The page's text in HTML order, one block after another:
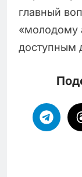
главный
«молодому
доступным